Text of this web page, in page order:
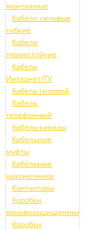
монтажные
Кабели силовые
гибкие
Кабели
термостойкие
Кабель
Интернет/TV
Кабель силовой
Кабель
телефонный
Кабель-каналы
Кабельные
муфты
Кабельные
наконечники
Контакторы
Коробки
взрывозащищенные
Коробки